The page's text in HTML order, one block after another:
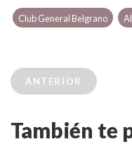
Club General Belgrano
ANTERIOR
También te